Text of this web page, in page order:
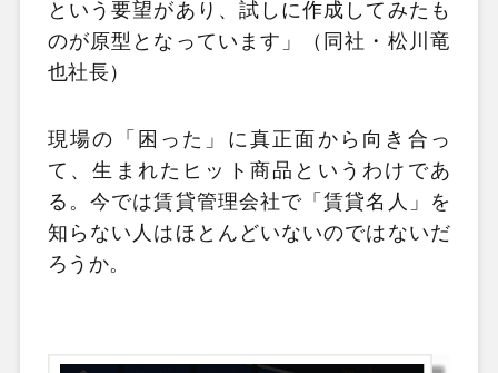
という要望があり、試しに作成してみたも
のが原型となっています」（同社・松川竜
也社長）
現場の「困った」に真正面から向き合っ
て、生まれたヒット商品というわけであ
る。今では賃貸管理会社で「賃貸名人」を
知らない人はほとんどいないのではないだ
ろうか。